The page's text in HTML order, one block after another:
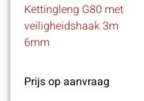
Kettingleng G80 met
veiligheidshaak 3m
6mm
Prijs op aanvraag